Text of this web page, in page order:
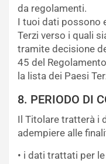
da regolamenti.
I tuoi dati possono
Terzi verso i quali
tramite decisione
45 del
la lista dei Paesi
8. PERIODO DI
Il Titolare tratterà i
adempiere alle
• i dati trattati per